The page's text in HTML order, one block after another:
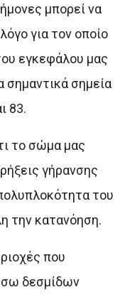
μπορεί να
για τον οποίο
εγκεφάλου μας
σημαντικά σημεία
83.
το σώμα μας
γήρανσης
του
την κατανόηση.
που
δεσμίδων